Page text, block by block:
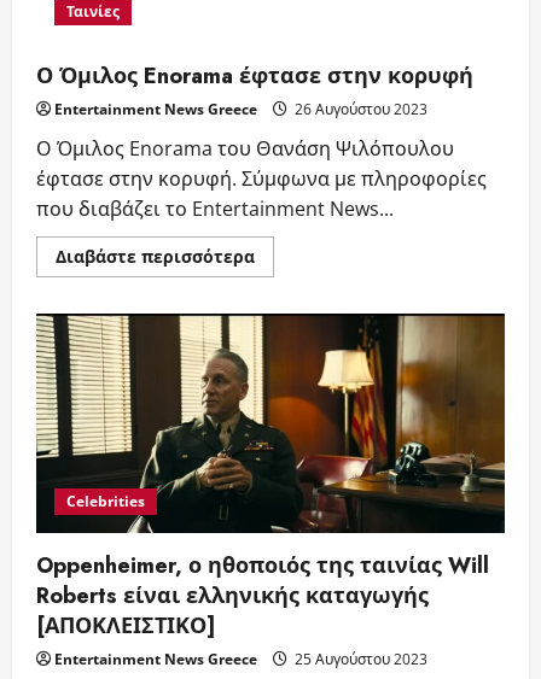
Ταινίες
Ο Όμιλος Enorama έφτασε στην κορυφή
Entertainment News Greece 26 Αυγούστου 2023
Ο Όμιλος Enorama του Θανάση Ψιλόπουλου
έφτασε στην κορυφή. Σύμφωνα με πληροφορίες
που διαβάζει το Entertainment News...
Διαβάστε περισσότεραRead
more
Όμιλος
Enorama
έφτασε
στην
κορυφή
Celebrities
Oppenheimer, ο ηθοποιός της ταινίας Will
Roberts είναι ελληνικής καταγωγής
[ΑΠΟΚΛΕΙΣΤΙΚΟ]
Entertainment News Greece 25 Αυγούστου 2023